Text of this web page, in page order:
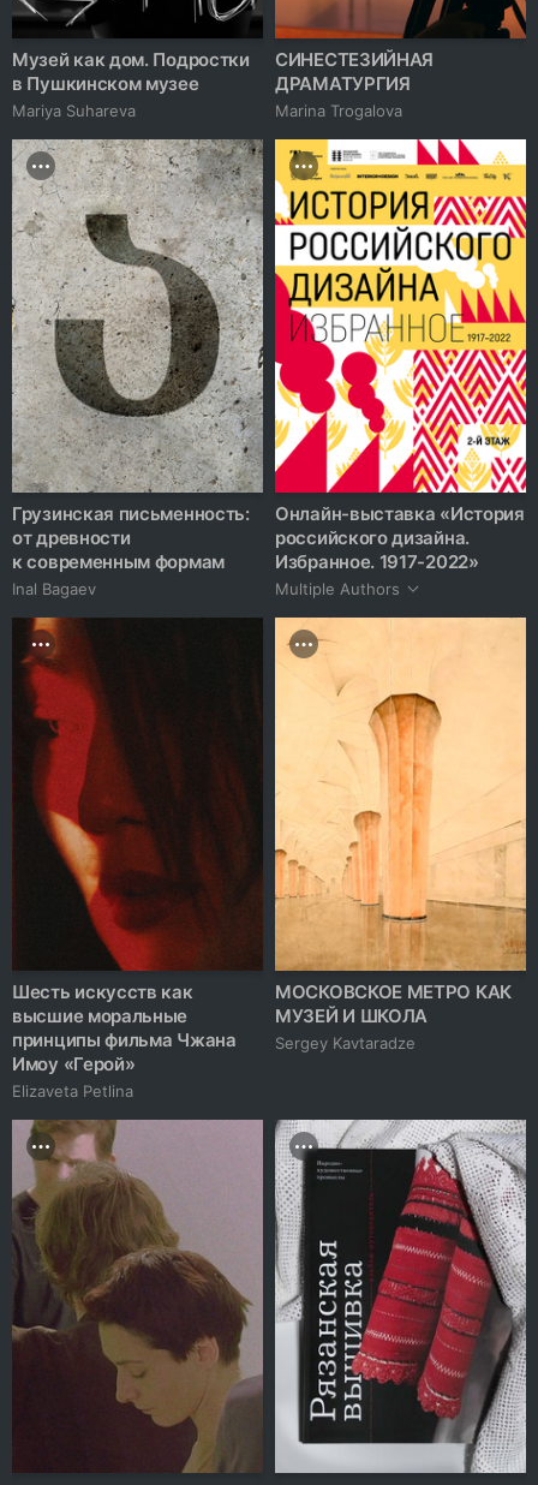
Музей как дом. Подростки
в Пушкинском музее
Mariya Suhareva
СИНЕСТЕЗИЙНАЯ
ДРАМАТУРГИЯ
Marina Trogalova
Грузинская письменность:
от древности
к современным формам
Inal Bagaev
Онлайн-выставка «История
российского дизайна.
Избранное. 1917-2022»
Multiple Authors
Шесть искусств как
высшие моральные
принципы фильма Чжана
Имоу «Герой»
Elizaveta Petlina
МОСКОВСКОЕ МЕТРО КАК
МУЗЕЙ И ШКОЛА
Sergey Kavtaradze